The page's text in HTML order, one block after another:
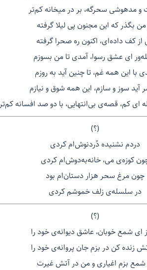
مدهوشی سحرگه، بر در میخانه کم‌تر
من بگذر که این مجنون پی لیلا گرفته
از کف داده‌ای، اکنون ره صحرا گرفته
ای عشق رسوا، آمدی تا من بسوزم
با این همه غم، تا چنین آید به روزم
آید سوز و سازم، این همه شوق و نیازم
ای کم، قصه‌ی بی‌انتهایی، با دو صد افسانه کم‌تر
(؟)
دردم نشنیده دُردنوش‌ام کردی
کوزه‌ی می، خانه‌به‌دوش‌ام کردی
چون مرغ سحر هزار دستان‌ام بود
در سلسله‌ی زلف خموشم کردی
(؟)
ای شمع خوبان، عاشق دیوانه‌ی خود را
زنده کن در بزم جان پروانه‌ی خود را
شمع بزم اغیاری و من در آتش غیرت